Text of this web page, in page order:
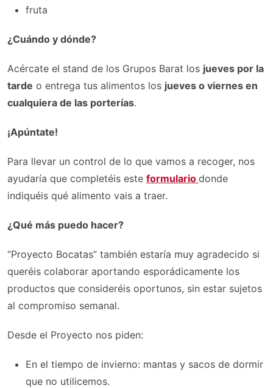
fruta
¿Cuándo y dónde?
Acércate el stand de los Grupos Barat los jueves por la
tarde o entrega tus alimentos los jueves o viernes en
cualquiera de las porterías.
¡Apúntate!
Para llevar un control de lo que vamos a recoger, nos
ayudaría que completéis este formulario donde
indiquéis qué alimento vais a traer.
¿Qué más puedo hacer?
“Proyecto Bocatas” también estaría muy agradecido si
queréis colaborar aportando esporádicamente los
productos que consideréis oportunos, sin estar sujetos
al compromiso semanal.
Desde el Proyecto nos piden:
En el tiempo de invierno: mantas y sacos de dormir
que no utilicemos.